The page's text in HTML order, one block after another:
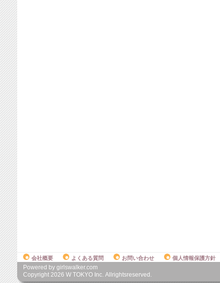
会社概要 よくある質問 お問い合わせ 個人情報保護方針
Powered by girlswalker.com
Copyright 2026 W TOKYO Inc. Allrightsreserved.